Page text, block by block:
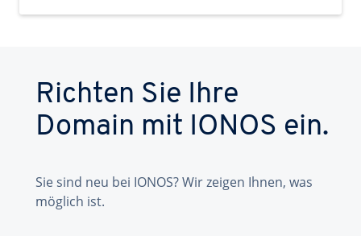
Richten Sie Ihre
Domain mit IONOS ein.
Sie sind neu bei IONOS? Wir zeigen Ihnen, was
möglich ist.